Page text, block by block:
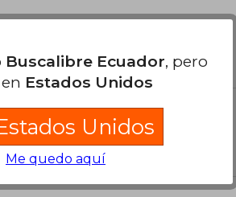
evaluación
Buscalibre Ecuador, pero
Estados Unidos
Unidos
Me quedo aquí